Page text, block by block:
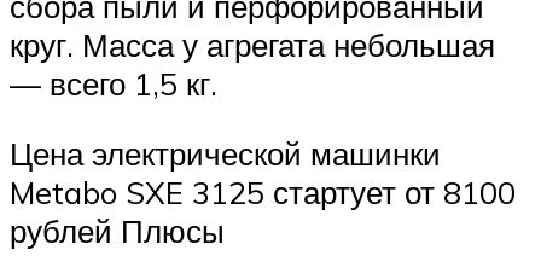
круг. Масса у агрегата небольшая
— всего 1,5 кг.
Цена электрической машинки
Metabo SXE 3125 стартует от 8100
рублей Плюсы